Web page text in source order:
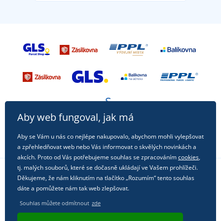
Sledujte nás na sociálních sítích
Aby web fungoval, jak má
Aby se Vám u nás co nejlépe nakupovalo, abychom mohli vylepšovat
a zpřehledňovat web nebo Vás informovat o skvělých novinkách a
akcích. Proto od Vás potřebujeme souhlas se zpracovánímcookies,
tj. malých souborů, které se dočasně ukládají ve Vašem prohlížeči.
Děkujeme, že nám kliknutím na tlačítko „Rozumím“ tento souhlas
dáte a pomůžete nám tak web zlepšovat.
Souhlas můžete odmítnout zde